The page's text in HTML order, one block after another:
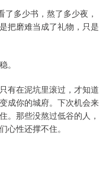
了多少书，熬了多少夜，
把磨难当成了礼物，只是
。
有在泥坑里滚过，才知道
成你的城府。下次机会来
。那些没熬过低谷的人，
心性还撑不住。